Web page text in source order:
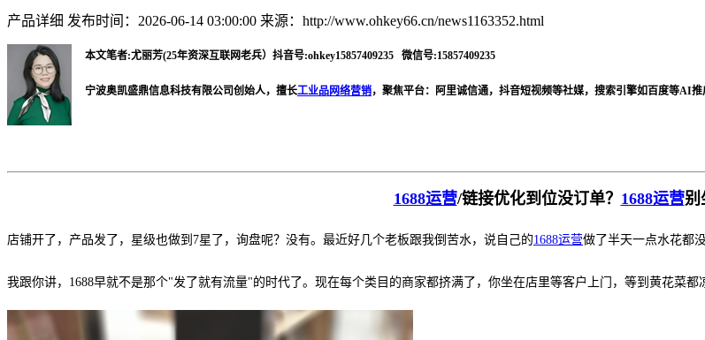
产品详细 发布时间：2026-06-14 03:00:00 来源：http://www.ohkey66.cn/news1163352.html
本文笔者:尤丽芳(25年资深互联网老兵）抖音号:ohkey15857409235 微信号:15857409235
宁波奥凯盛鼎信息科技有限公司创始人，擅长工业品网络营销，聚焦平台：阿里诚信通，抖音短视频等社媒，搜索引擎如百度等AI推
1688运营/链接优化到位没订单？ 1688运营别
店铺开了，产品发了，星级也做到7星了，询盘呢？没有。最近好几个老板跟我倒苦水，说自己的1688运营做了半天一点水花都
我跟你讲，1688早就不是那个"发了就有流量"的时代了。现在每个类目的商家都挤满了，你坐在店里等客户上门，等到黄花菜